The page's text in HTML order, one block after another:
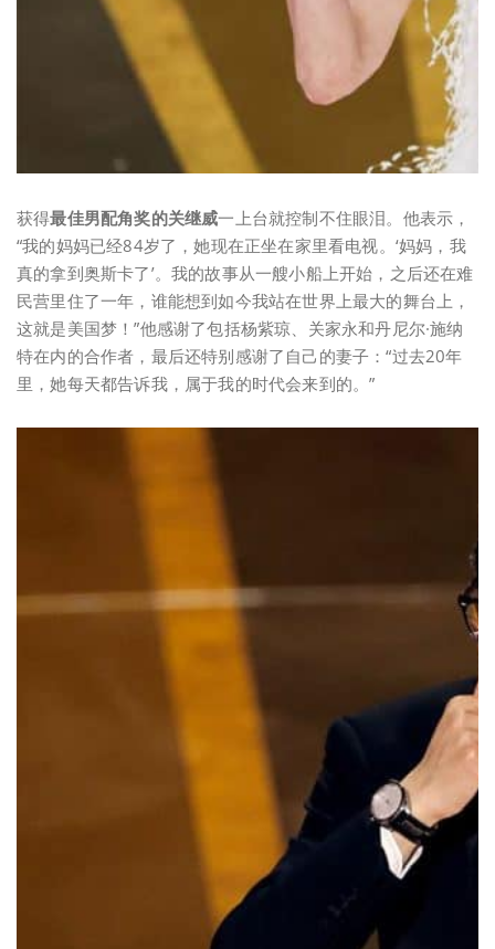
获得最佳男配角奖的关继威一上台就控制不住眼泪。他表示，
“我的妈妈已经84岁了，她现在正坐在家里看电视。‘妈妈，我
真的拿到奥斯卡了’。我的故事从一艘小船上开始，之后还在难
民营里住了一年，谁能想到如今我站在世界上最大的舞台上，
这就是美国梦！”他感谢了包括杨紫琼、关家永和丹尼尔·施纳
特在内的合作者，最后还特别感谢了自己的妻子：“过去20年
里，她每天都告诉我，属于我的时代会来到的。”